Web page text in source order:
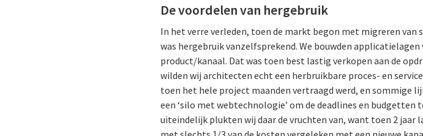
De voordelen van hergebruik
In het verre verleden, toen de markt begon met migreren
was hergebruik vanzelfsprekend. We bouwden
product/kanaal. Dat was toen best lastig verkopen aan de
wilden wij architecten echt een herbruikbare proces- en
toen het hele project maanden vertraagd werd, en sommige
een ‘silo met webtechnologie’ om de deadlines en
uiteindelijk plukten wij daar de vruchten van, want toen 2